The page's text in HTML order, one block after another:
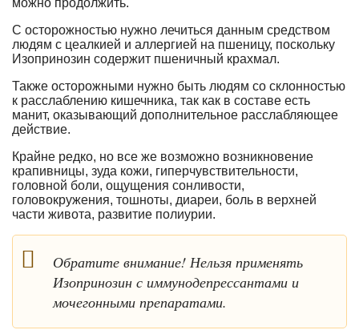
С осторожностью нужно лечиться данным средством
людям с цеалкией и аллергией на пшеницу, поскольку
Изопринозин содержит пшеничный крахмал.
Также осторожными нужно быть людям со склонностью
к расслаблению кишечника, так как в составе есть
манит, оказывающий дополнительное расслабляющее
действие.
Крайне редко, но все же возможно возникновение
крапивницы, зуда кожи, гиперчувствительности,
головной боли, ощущения сонливости,
головокружения, тошноты, диареи, боль в верхней
части живота, развитие полиурии.
Обратите внимание! Нельзя применять
Изопринозин с иммунодепрессантами и
мочегонными препаратами.